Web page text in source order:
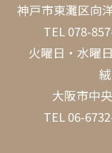
神戸市東灘区向
TEL 078-
火曜日・水曜
大阪市中
TEL 06-